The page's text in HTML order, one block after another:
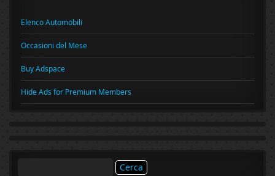
Elenco Automobili
Occasioni del Mese
Buy Adspace
Hide Ads for Premium Members